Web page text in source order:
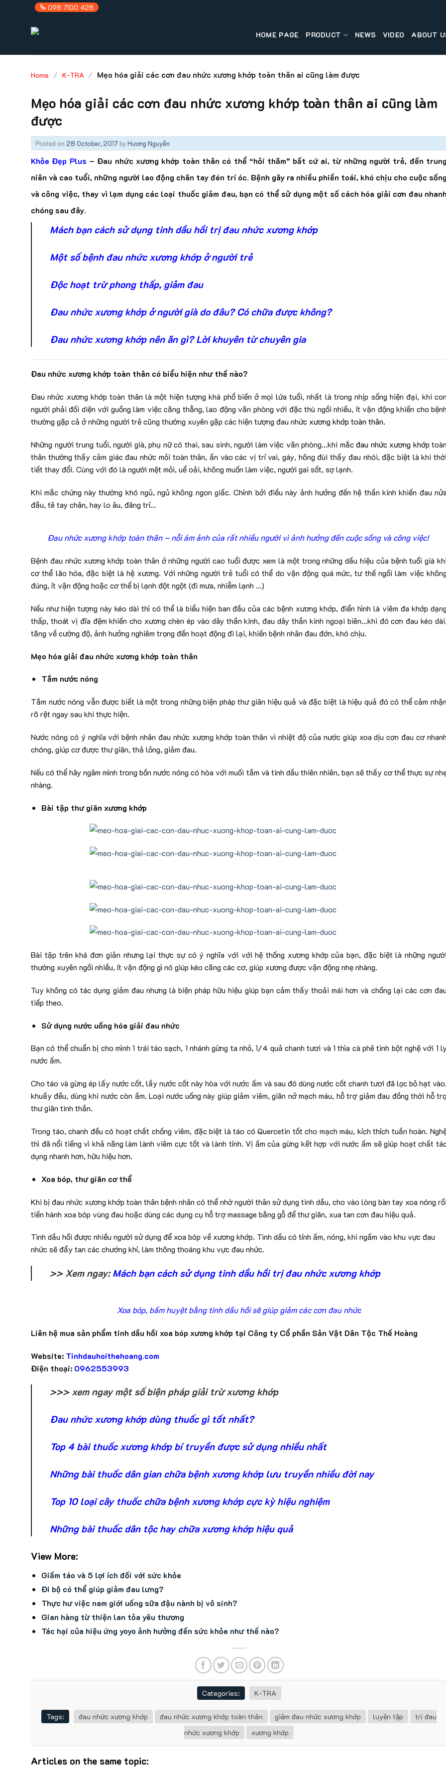
098 7100 428
HOME PAGE PRODUCT NEWS VIDEO ABOUT
Home / K-TRA / Mẹo hóa giải các cơn đau nhức xương khớp toàn thân ai cũng làm được
Mẹo hóa giải các cơn đau nhức xương khớp toàn thân ai cũng làm
được
Posted on 28 October, 2017 byHương Nguyễn
Khỏe Đẹp Plus – Đau nhức xương khớp toàn thân có thể “hỏi thăm” bất cứ ai, từ những người trẻ, đến trung
niên và cao tuổi, những người lao động chân tay đén trí óc. Bệnh gây ra nhiều phiền toái, khó chịu cho cuộc sống
và công việc, thay vì lạm dụng các loại thuốc giảm đau, bạn có thể sử dụng một số cách hóa giải cơn đau nhanh
chóng sau đây.
Mách bạn cách sử dụng tinh dầu hồi trị đau nhức xương khớp
Một số bệnh đau nhức xương khớp ở người trẻ
Ðộc hoạt trừ phong thấp, giảm đau
Đau nhức xương khớp ở người già do đâu? Có chữa được không?
Đau nhức xương khớp nên ăn gì? Lời khuyên từ chuyên gia
Đau nhức xương khớp toàn thân có biểu hiện như thế nào?
Đau nhức xương khớp toàn thân là một hiện tượng khá phổ biến ở mọi lứa tuổi, nhất là trong nhịp sống hiện đại, khi con
người phải đối diện với guồng làm việc căng thẳng, lao động văn phòng với đặc thù ngồi nhiều, ít vận động khiến cho bệnh
thường gặp cả ở những người trẻ cũng thường xuyên gặp các hiện tượng đau nhức xương khớp toàn thân.
Những người trung tuổi, người già, phụ nữ có thai, sau sinh, người làm việc văn phòng…khi mắc đau nhức xương khớp toàn
thân thường thấy cảm giác đau nhức mỏi toàn thân, ấn vào các vị trí vai, gáy, hông đùi thấy đau nhói, đặc biệt là khi thời
tiết thay đổi. Cùng với đó là người mệt mỏi, uể oải, không muốn làm việc, người gai sốt, sợ lạnh.
Khi mắc chứng này thường khó ngủ, ngủ không ngon giấc. Chính bởi điều này ảnh hưởng đến hệ thần kinh khiến đau nửa
đầu, tê tay chân, hay lo âu, đãng trí…
Đau nhức xương khớp toàn thân – nỗi ám ảnh của rất nhiều người vì ảnh hưởng đến cuộc sống và công việc!
Bệnh đau nhức xương khớp toàn thân ở những người cao tuổi được xem là một trong những dấu hiệu của bệnh tuổi già khi
cơ thể lão hóa, đặc biệt là hệ xương. Với những người trẻ tuổi có thể do vận động quá mức, tư thế ngồi làm việc không
đúng, ít vận động hoặc cơ thể bị lạnh đột ngột (đi mưa, nhiễm lạnh …)
Nếu như hiện tượng này kéo dài thì có thể là biểu hiện ban đầu của các bệnh xương khớp, điển hình là viêm đa khớp dạng
thấp, thoát vị đĩa đệm khiến cho xương chèn ép vào dây thần kinh, đau dây thần kinh ngoại biên…khi đó cơn đau kéo dài,
tăng về cường độ, ảnh hưởng nghiêm trọng đến hoạt động đi lại, khiến bệnh nhân đau đớn, khó chịu.
Mẹo hóa giải đau nhức xương khớp toàn thân
Tắm nước nóng
Tắm nước nóng vẫn được biết là một trong những biện pháp thư giãn hiệu quả và đặc biệt là hiệu quả đó có thể cảm nhận
rõ rệt ngay sau khi thực hiện.
Nước nóng có ý nghĩa với bệnh nhân đau nhức xương khớp toàn thân vì nhiệt độ của nước giúp xoa dịu cơn đau cơ nhanh
chóng, giúp cơ được thư giãn, thả lỏng, giảm đau.
Nếu có thể hãy ngâm mình trong bồn nước nóng có hòa với muối tắm và tinh dầu thiên nhiên, bạn sẽ thấy cơ thể thực sự
nhàng.
Bài tập thư giãn xương khớp
Bài tập trên khá đơn giản nhưng lại thực sự có ý nghĩa với với hệ thống xương khớp của bạn, đặc biệt là những người
thường xuyên ngồi nhiều, ít vận động gì nó giúp kéo căng các cơ, giúp xương được vận động nhẹ nhàng.
Tuy không có tác dụng giảm đau nhưng là biện pháp hữu hiệu giúp bạn cảm thấy thoải mái hơn và chống lại các cơn đau
tiếp theo.
Sử dụng nước uống hóa giải đau nhức
Bạn có thể chuẩn bị cho mình 1 trái táo sạch, 1 nhánh gừng ta nhỏ, 1/4 quả chanh tươi và 1 thìa cà phê tinh bột nghệ với 1
nước ấm.
Cho táo và gừng ép lấy nước cốt, lấy nước cốt này hòa với nước ấm và sau đó dùng nước cốt chanh tươi đã lọc bỏ hạt
khuấy đều, dùng khi nước còn ấm. Loại nước uống này giúp giảm viêm, giãn nở mạch máu, hỗ trợ giảm đau đồng thời hỗ
thư giãn tinh thần.
Trong táo, chanh đều có hoạt chất chống viêm, đặc biệt là táo có Quercetin tốt cho mạch máu, kích thích tuần hoàn.
thì đã nổi tiếng vì khả năng làm lành viêm cực tốt và lành tính. Vị ấm của gừng kết hợp với nước ấm sẽ giúp hoạt chất tác
dụng nhanh hơn, hữu hiệu hơn.
Xoa bóp, thư giãn cơ thể
Khi bị đau nhức xương khớp toàn thân bệnh nhân có thể nhờ người thân sử dụng tinh dầu, cho vào lòng bàn tay xoa nóng rồi
tiến hành xoa bóp vùng đau hoặc dùng các dụng cụ hỗ trợ massage bằng gỗ để thư giãn, xua tan cơn đau hiệu quả.
Tinh dầu hồi được nhiều người sử dụng để xoa bóp về xương khớp. Tinh dầu có tính ấm, nóng, khi ngấm vào khu vực đau
nhức sẽ đẩy tan các chướng khí, làm thông thoáng khu vực đau nhức.
>> Xem ngay:Mách bạn cách sử dụng tinh dầu hồi trị đau nhức xương khớp
Xoa bóp, bấm huyệt bằng tinh dầu hồi sẽ giúp giảm các cơn đau nhức
Liên hệ mua sản phẩm tinh dầu hồi xoa bóp xương khớp tại Công ty Cổ phần Sản Vật Dân Tộc Thế Hoàng
Website: Tinhdauhoithehoang.com
Điện thoại: 0962553993
>>> xem ngay một số biện pháp giải trừ xương khớp
Đau nhức xương khớp dùng thuốc gì tốt nhất?
Top 4 bài thuốc xương khớp bí truyền được sử dụng nhiều nhất
Những bài thuốc dân gian chữa bệnh xương khớp lưu truyền nhiều đời nay
Top 10 loại cây thuốc chữa bệnh xương khớp cực kỳ hiệu nghiệm
Những bài thuốc dân tộc hay chữa xương khớp hiệu quả
View More:
Giấm táo và 5 lợi ích đối với sức khỏe
Đi bộ có thể giúp giảm đau lưng?
Thực hư việc nam giới uống sữa đậu nành bị vô sinh?
Gian hàng từ thiện lan tỏa yêu thương
Tác hại của hiệu ứng yoyo ảnh hưởng đến sức khỏe như thế nào?
Categories: K-TRA
Tags: đau nhức xương khớp đau nhức xương khớp toàn thân giảm đau nhức xương khớp luyện tập
trị đau
nhức xương khớp
xương khớp
Articles on the same topic: